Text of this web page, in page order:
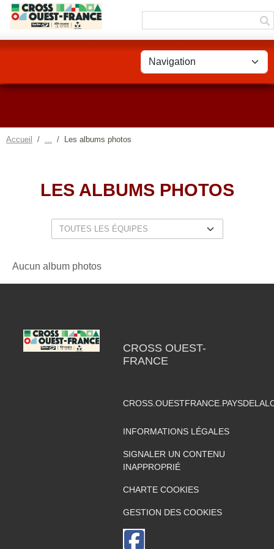
Accueil Les albums photos
LES ALBUMS PHOTOS
Aucun album photos
CROSS OUEST-
FRANCE
INFORMATIONS LÉGALES
SIGNALER UN CONTENU
INAPPROPRIÉ
CHARTE COOKIES
GESTION DES COOKIES
Panneau de gestion des cookies